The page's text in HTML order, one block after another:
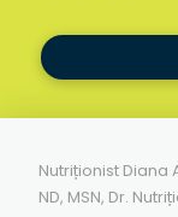
Nutriționist Diana
ND, MSN, Dr.